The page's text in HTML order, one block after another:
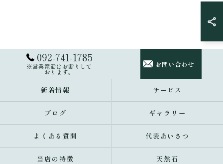
092-741-1785
※営業電話はお断りして
おります。
お問い合わせ
新着情報 サービス
ブログ ギャラリー
よくある質問 代表あいさつ
当店の特徴 天然石